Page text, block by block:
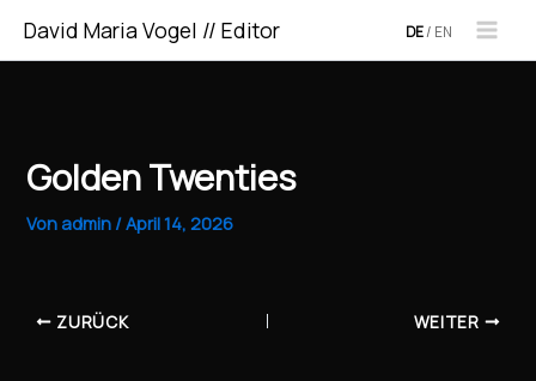
InhaltDavid Maria Vogel // Editor DE/ EN
Golden Twenties
Vonadmin /April 14, 2026
ZURÜCK WEITER